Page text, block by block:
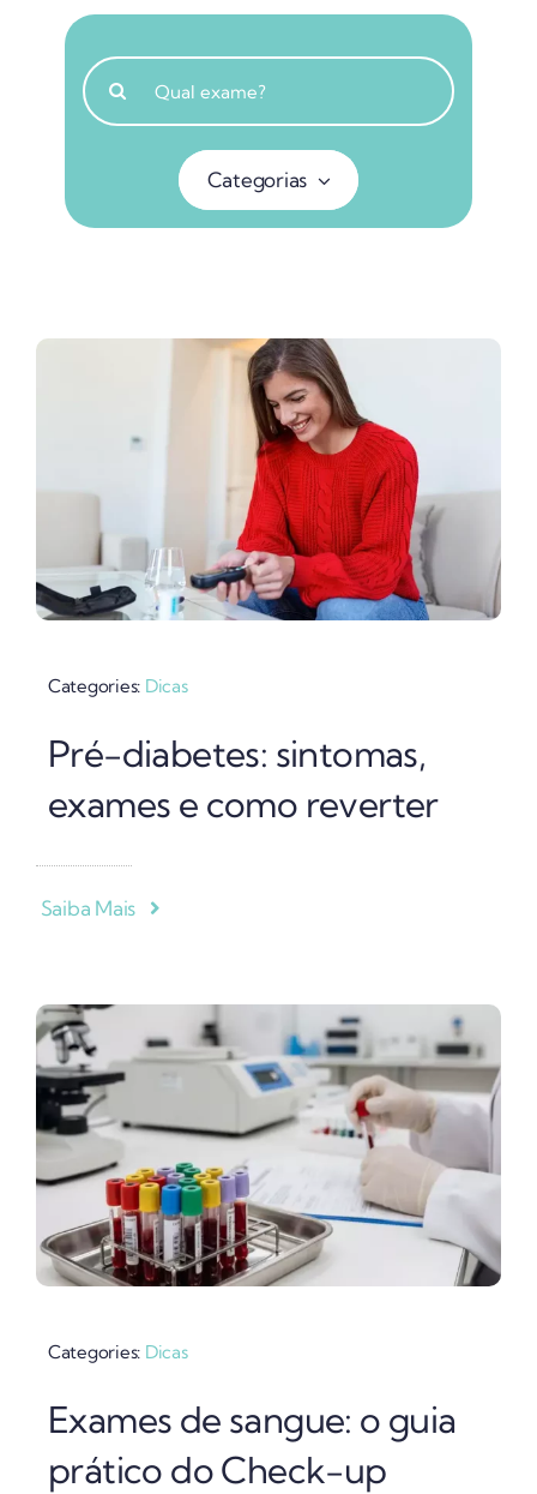
Buscar
resultados
Categorias
Categories: Dicas
Pré-diabetes: sintomas,
exames e como reverter
Saiba Mais
Categories: Dicas
Exames de sangue: o guia
prático do Check-up